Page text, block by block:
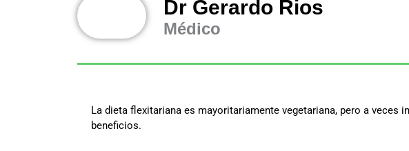
Dr Gerardo Rios
Médico
La dieta flexitariana es mayoritariamente vegetariana, pero a veces
beneficios.